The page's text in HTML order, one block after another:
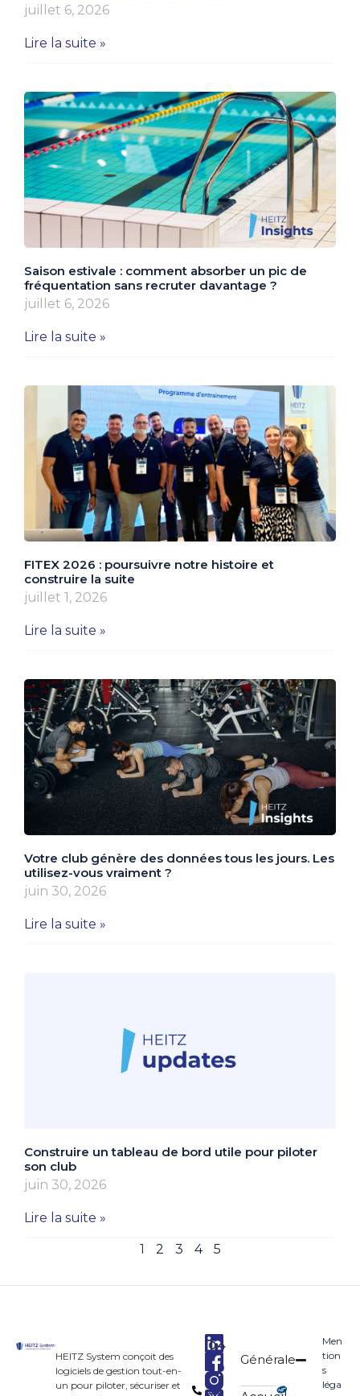
juillet 6, 2026
Lire la suite »
Saison estivale : comment absorber un pic de
fréquentation sans recruter davantage ?
juillet 6, 2026
Lire la suite »
FITEX 2026 : poursuivre notre histoire et
construire la suite
juillet 1, 2026
Lire la suite »
Votre club génère des données tous les jours. Les
utilisez-vous vraiment ?
juin 30, 2026
Lire la suite »
Construire un tableau de bord utile pour piloter
son club
juin 30, 2026
Lire la suite »
1 2 3 4 5
HEITZ System conçoit des
logiciels de gestion tout-en-
un pour piloter, sécuriser et
04
90
33
Générale
Men
tion
s
léga